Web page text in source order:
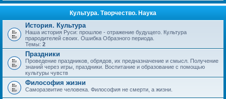
Культура. Творчество. Наука
История. Культура
Наша история Руси: прошлое - отражение будущего. Культура
прародителей своих. Ошибка Образного периода.
Темы: 2
Праздники
Проведение праздников, обрядов, их предназначение и смысл. Получение
знаний через игры, праздники. Воспитание и образование с помощью
культуры чувств
Философия жизни
Саморазвитие человека. Философия не смерти, а жизни.